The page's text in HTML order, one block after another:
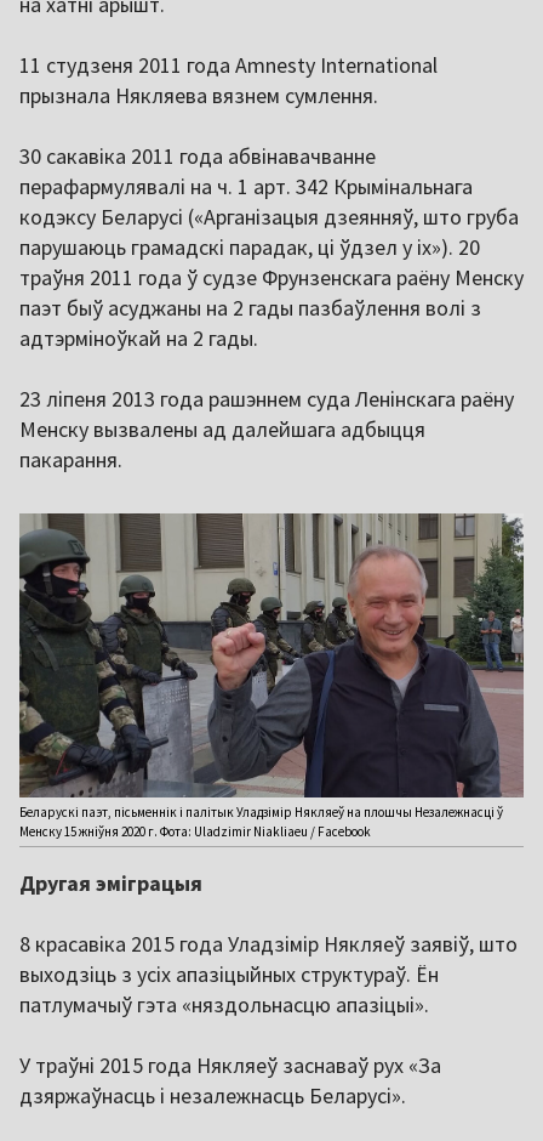
11 студзеня 2011 года Amnesty International
прызнала Някляева вязнем сумлення.
30 сакавіка 2011 года абвінавачванне
перафармулявалі на ч. 1 арт. 342 Крымінальнага
кодэксу Беларусі («Арганізацыя дзеянняў, што груба
парушаюць грамадскі парадак, ці ўдзел у іх»). 20
траўня 2011 года ў судзе Фрунзенскага раёну Менску
паэт быў асуджаны на 2 гады пазбаўлення волі з
адтэрміноўкай на 2 гады.
23 ліпеня 2013 года рашэннем суда Ленінскага раёну
Менску вызвалены ад далейшага адбыцця
пакарання.
Беларускі паэт, пісьменнік і палітык Уладзімір Някляеў на плошчы Незалежнасці ў
Менску 15 жніўня 2020 г. Фота: Uladzimir Niakliaeu / Facebook
Другая эміграцыя
8 красавіка 2015 года Уладзімір Някляеў заявіў, што
выходзіць з усіх апазіцыйных структураў. Ён
патлумачыў гэта «няздольнасцю апазіцыі».
У траўні 2015 года Някляеў заснаваў рух «За
дзяржаўнасць і незалежнасць Беларусі».